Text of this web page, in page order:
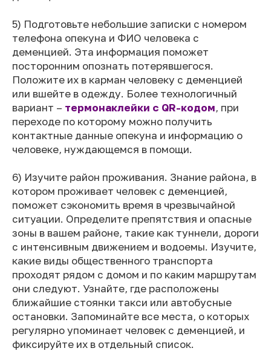
5) Подготовьте небольшие записки с номером
телефона опекуна и ФИО человека с
деменцией. Эта информация поможет
посторонним опознать потерявшегося.
Положите их в карман человеку с деменцией
или вшейте в одежду. Более технологичный
вариант – термонаклейки с QR-кодом, при
переходе по которому можно получить
контактные данные опекуна и информацию о
человеке, нуждающемся в помощи.
6) Изучите район проживания. Знание района, в
котором проживает человек с деменцией,
поможет сэкономить время в чрезвычайной
ситуации. Определите препятствия и опасные
зоны в вашем районе, такие как туннели, дороги
с интенсивным движением и водоемы. Изучите,
какие виды общественного транспорта
проходят рядом с домом и по каким маршрутам
они следуют. Узнайте, где расположены
ближайшие стоянки такси или автобусные
остановки. Запоминайте все места, о которых
регулярно упоминает человек с деменцией, и
фиксируйте их в отдельный список.